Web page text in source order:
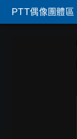
PTT偶像團體區